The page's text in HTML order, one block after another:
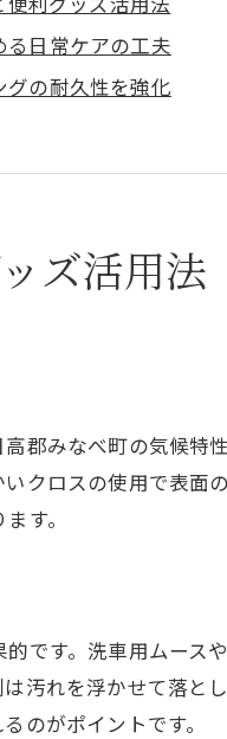
る日常ケアの工夫
グの耐久性を強化
利グッズとは
なメンテナンス術
ーティンググッズ
ティング便利グッズ
コーティング長持ち
グ便利アイテム
ング便利グッズ特集
ズ選びの基準
ズ活用法
郡みなべ町の気候特
クロスの使用で表面
す。
です。洗車用ムース
汚れを浮かせて落と
のがポイントです。